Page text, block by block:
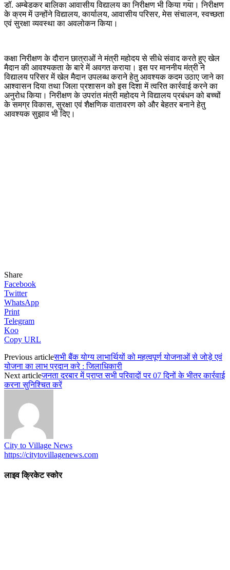
डॉ. अम्बेडकर बालिका आवासीय विद्यालय का निरीक्षण भी किया गया। निरीक्षण
के क्रम में उन्होंने विद्यालय, कार्यालय, आवासीय परिसर, मेस संचालन, स्वच्छता
एवं सुरक्षा व्यवस्था का अवलोकन किया।
कक्षा निरीक्षण के दौरान छात्राओं ने मंत्री महोदय से सीधे संवाद करते हुए खेल
मैदान की आवश्यकता के बारे में अवगत कराया। इस पर माननीय मंत्री ने
विद्यालय परिसर में खेल मैदान उपलब्ध कराने हेतु आवश्यक कदम उठाए जाने का
आश्वासन दिया तथा जिला प्रशासन को इस दिशा में त्वरित कार्रवाई करने का
अनुरोध किया। निरीक्षण के उपरांत मंत्री महोदय ने विद्यालय प्रबंधन को बच्चों
के समग्र विकास, सुरक्षा एवं शैक्षणिक वातावरण को और बेहतर बनाने हेतु
आवश्यक सुझाव भी दिए।
Share
Facebook
Twitter
WhatsApp
Print
Telegram
Koo
Copy URL
Previous articleसभी बैंक योग्य लाभार्थियों को महत्वपूर्ण योजनाओं से जोड़े एवं
योजना का लाभ प्रदान करे : जिलाधिकारी
Next articleजनता दरबार में प्राप्त सभी परिवादों पर 07 दिनों के भीतर कार्रवाई
करना सुनिश्चित करें
City to Village News
https://citytovillagenews.com
लाइव क्रिकेट स्कोर